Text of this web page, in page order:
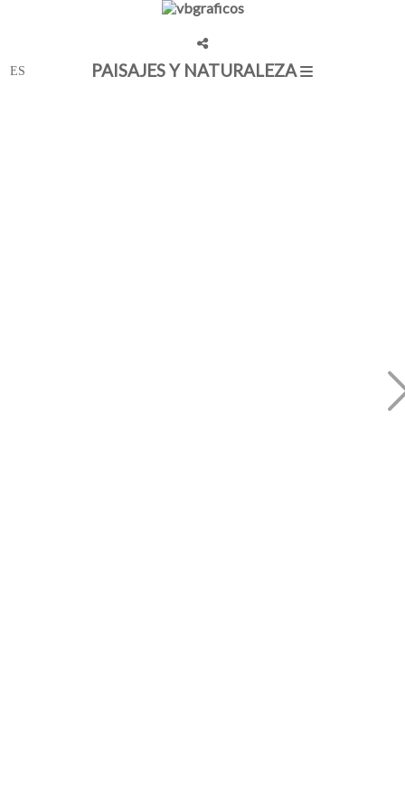
PAISAJES Y NATURALEZA